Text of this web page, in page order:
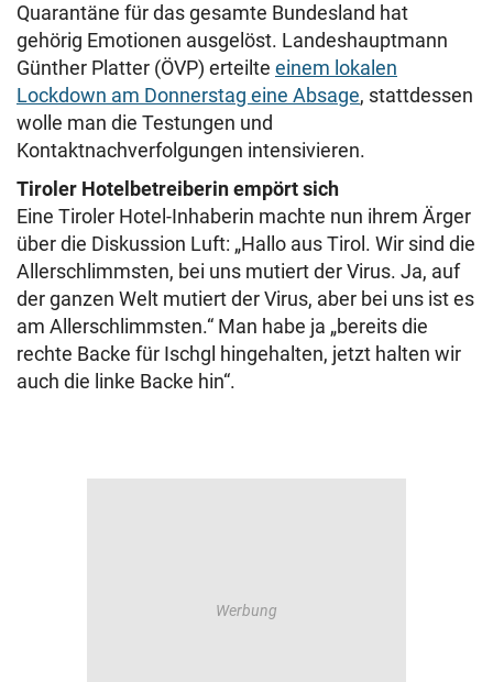
Quarantäne für das gesamte Bundesland hat
gehörig Emotionen ausgelöst. Landeshauptmann
Günther Platter (ÖVP) erteilte einem lokalen
Lockdown am Donnerstag eine Absage, stattdessen
wolle man die Testungen und
Kontaktnachverfolgungen intensivieren.
Tiroler Hotelbetreiberin empört sich
Eine Tiroler Hotel-Inhaberin machte nun ihrem Ärger
über die Diskussion Luft: „Hallo aus Tirol. Wir sind die
Allerschlimmsten, bei uns mutiert der Virus. Ja, auf
der ganzen Welt mutiert der Virus, aber bei uns ist es
am Allerschlimmsten.“ Man habe ja „bereits die
rechte Backe für Ischgl hingehalten, jetzt halten wir
auch die linke Backe hin“.